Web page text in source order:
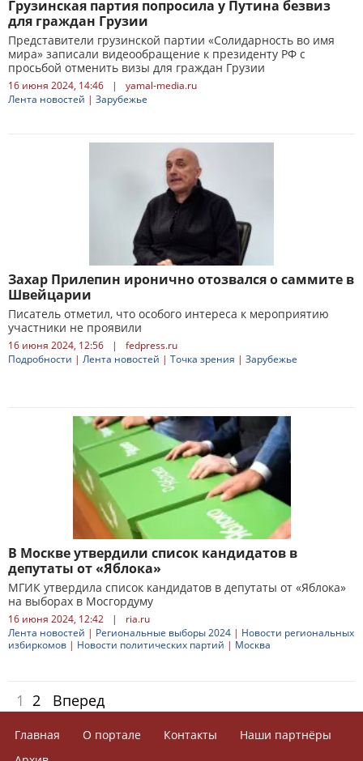
Грузинская партия попросила у Путина безвиз
для граждан Грузии
Представители грузинской партии «Солидарность во имя
мира» записали видеообращение к президенту РФ с
просьбой отменить визы для граждан Грузии
16 июня 2024, 14:46 |
yamal-media.ru
Лента новостей | Зарубежье
Захар Прилепин иронично отозвался о саммите в
Швейцарии
Писатель отметил, что особого интереса к мероприятию
участники не проявили
16 июня 2024, 12:56 |
fedpress.ru
Подробности | Лента новостей | Точка зрения | Зарубежье
В Москве утвердили список кандидатов в
депутаты от «Яблока»
МГИК утвердила список кандидатов в депутаты от «Яблока»
на выборах в Мосгордуму
16 июня 2024, 12:42 |
ria.ru
Лента новостей | Региональные выборы 2024 | Новости региональных
избиркомов | Новости политических партий | Москва
1 2 Вперед
Главная О портале Контакты
Наши партнёры